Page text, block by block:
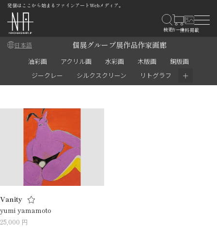
発信はここから始まるファインアートWebメディア。
日本語 個展グループ展作品作家画廊
油彩画 アクリル画 水彩画 木版画
銅版画
ジークレー
シルクスクリーン リトグラフ ＋
Vanity
yumi yamamoto
25,000 円